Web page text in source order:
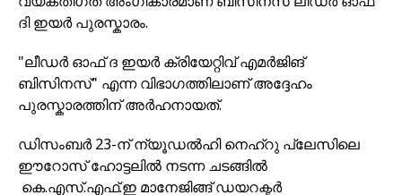
ദി ഇയർ പുരസ്കാരം.
"ലീഡർ ഓഫ് ദ ഇയർ ക്രിയേറ്റിവ് എമർജിങ്
ബിസിനസ്" എന്ന വിഭാഗത്തിലാണ് അദ്ദേഹം
പുരസ്കാരത്തിന് അർഹനായത്.
ഡിസംബർ 23-ന് ന്യൂഡൽഹി നെഹ്‌റു പ്ലേസിലെ
ഈറോസ് ഹോട്ടലിൽ നടന്ന ചടങ്ങിൽ
കെ.എസ്.എഫ്.ഇ മാനേജിങ്ങ് ഡയറക്ടർ